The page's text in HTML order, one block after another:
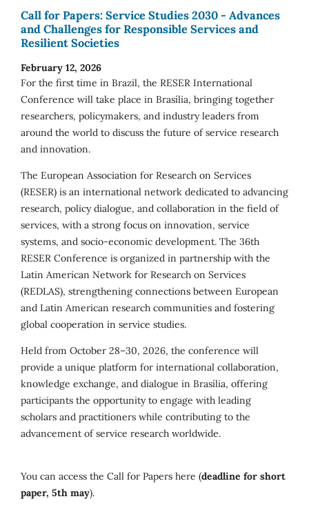
Call for Papers: Service Studies 2030 - Advances
and Challenges for Responsible Services and
Resilient Societies
February 12, 2026
For the first time in Brazil, the RESER International
Conference will take place in Brasília, bringing together
researchers, policymakers, and industry leaders from
around the world to discuss the future of service research
and innovation.
The European Association for Research on Services
(RESER) is an international network dedicated to advancing
research, policy dialogue, and collaboration in the field of
services, with a strong focus on innovation, service
systems, and socio-economic development. The 36th
RESER Conference is organized in partnership with the
Latin American Network for Research on Services
(REDLAS), strengthening connections between European
and Latin American research communities and fostering
global cooperation in service studies.
Held from October 28–30, 2026, the conference will
provide a unique platform for international collaboration,
knowledge exchange, and dialogue in Brasília, offering
participants the opportunity to engage with leading
scholars and practitioners while contributing to the
advancement of service research worldwide.
You can access the Call for Papers here (deadline for short
paper, 5th may).